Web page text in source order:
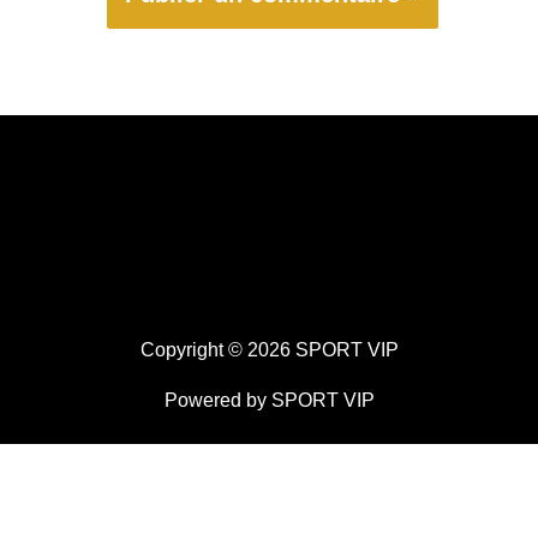
Copyright © 2026 SPORT VIP
Powered by SPORT VIP